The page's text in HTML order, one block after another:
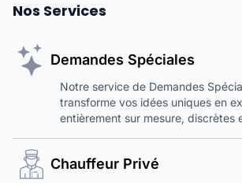
Nos Services
Demandes Spéciales
Notre service de Demandes
transforme vos idées uniques en
entièrement sur mesure, discrètes
Chauffeur Privé